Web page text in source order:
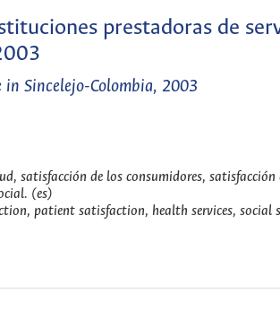
prestadoras de
Sincelejo-Colombia, 2003
satisfacción de los consumidores, satisfacción
(es)
patient satisfaction, health services, social